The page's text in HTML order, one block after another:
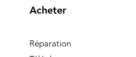
Acheter
Réparation